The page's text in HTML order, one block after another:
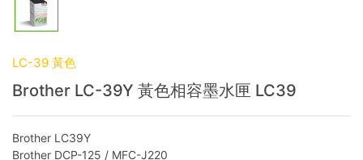
LC-39 黃色
Brother LC-39Y 黃色相容墨水匣 LC39
Brother LC39Y
Brother DCP-125 / MFC-J220